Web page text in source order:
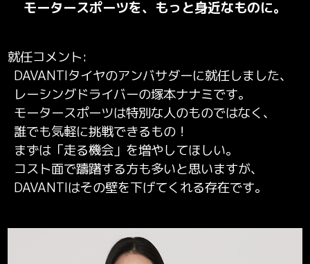
モータースポーツを、もっと身近なものに。
就任コメント
DAVANTIタイヤのアンバサダーに就任しました、
レーシングドライバーの塚本ナナミです。
モータースポーツは特別な人のものではなく、
誰でも気軽に挑戦できるもの！
まずは「走る機会」を増やしてほしい。
コスト面で躊躇する方も多いと思いますが、
DAVANTIはその壁を下げてくれる存在です。